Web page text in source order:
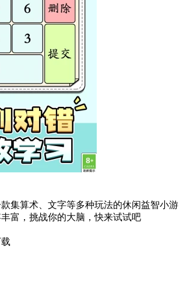
集算术、文字等多种玩法的休闲益智小游
富，挑战你的大脑，快来试试吧